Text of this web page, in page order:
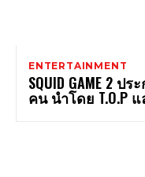
ENTERTAINMENT
SQUID GAME 2
คน นำโดย T.O.P